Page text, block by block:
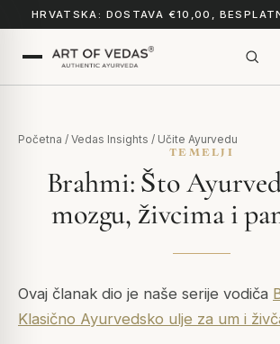
HRVATSKA: DOSTAVA €10,00,
Početna / Vedas Insights / Učite Ayurvedu
TEMELJI
Brahmi: Što
mozgu, živcima i
Ovaj članak dio je naše serije vodiča
Klasično Ayurvedsko ulje za um i